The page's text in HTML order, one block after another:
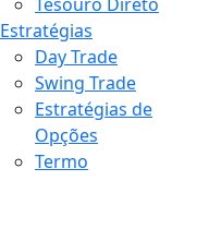
Estratégias
Day Trade
Swing Trade
Estratégias de
Opções
Termo